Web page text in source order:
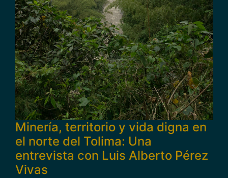
Minería, territorio y vida digna en
el norte del Tolima: Una
entrevista con Luis Alberto Pérez
Vivas